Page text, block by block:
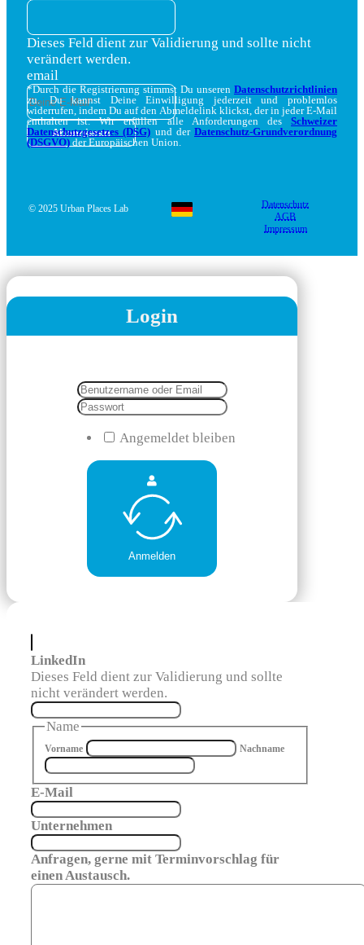
Dieses Feld dient zur Validierung und sollte nicht
verändert werden.
email
*Durch die Registrierung stimmst Du unseren Datenschutzrichtlinien
zu. Du kannst Deine Einwilligung jederzeit und problemlos
widerrufen, indem Du auf den Abmeldelink klickst, der in jeder E-Mail
enthalten ist. Wir erfüllen alle Anforderungen des Schweizer
Datenschutzgesetzes (DSG) und der Datenschutz-Grundverordnung
(DSGVO) der Europäischen Union.
© 2025 Urban Places Lab
Datenschutz
AGB
Impressum
Login
Angemeldet bleiben
Anmelden
LinkedIn
Dieses Feld dient zur Validierung und sollte
nicht verändert werden.
Name
Vorname Nachname
E-Mail
Unternehmen
Anfragen, gerne mit Terminvorschlag für
einen Austausch.